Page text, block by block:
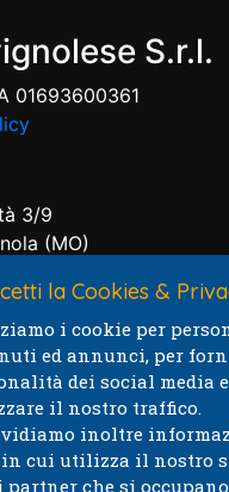
S.r.l.
01693600361
3/9
(MO)
059.7574005
la Cookies &
i cookie per
ed annunci, per
dei social media
il nostro traffico.
inoltre
in cui utilizza il nostro
partner che si